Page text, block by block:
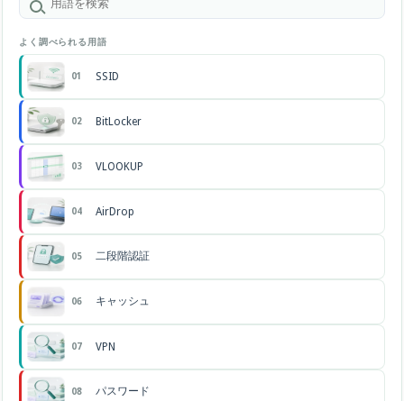
よく調べられる用語
01 SSID
02 BitLocker
03 VLOOKUP
04 AirDrop
05 二段階認証
06 キャッシュ
07 VPN
08 パスワード